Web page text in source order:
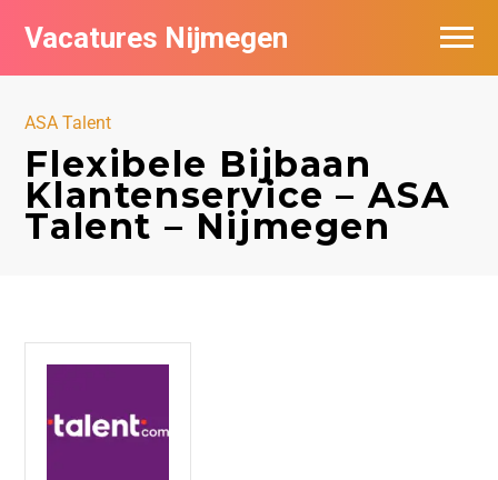
Vacatures Nijmegen
ASA Talent
Flexibele Bijbaan
Klantenservice – ASA
Talent – Nijmegen
Vacatures per bedrijf
Nieuwsbrief feed